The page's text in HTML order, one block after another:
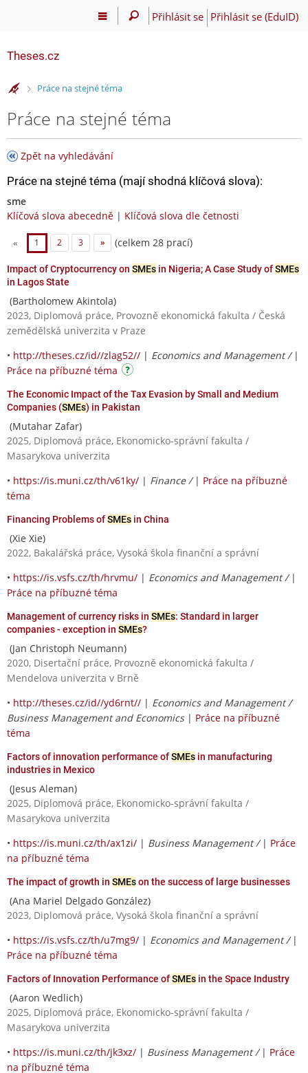
Přihlásit se Přihlásit se (EduID)
Theses.cz
>Práce na stejné téma
Práce na stejné téma
Zpět na vyhledávání
Práce na stejné téma (mají shodná klíčová slova):
sme
Klíčová slova abecedně | Klíčová slova dle četnosti
« 1 2 3 » (celkem 28 prací)
Impact of Cryptocurrency on SMEs in Nigeria; A Case Study ofSMEs
in Lagos State
(Bartholomew Akintola)
2023, Diplomová práce, Provozně ekonomická fakulta / Česká
zemědělská univerzita v Praze
• http://theses.cz/id//zlag52// | Economics and Management / |
Práce na příbuzné téma
The Economic Impact of the Tax Evasion by Small and Medium
Companies (SMEs) in Pakistan
(Mutahar Zafar)
2025, Diplomová práce, Ekonomicko-správní fakulta /
Masarykova univerzita
• https://is.muni.cz/th/v61ky/ | Finance / | Práce na příbuzné
téma
Financing Problems ofSMEs in China
(Xie Xie)
2022, Bakalářská práce, Vysoká škola finanční a správní
• https://is.vsfs.cz/th/hrvmu/ | Economics and Management / |
Práce na příbuzné téma
Management of currency risks in SMEs: Standard in larger
companies - exception in SMEs?
(Jan Christoph Neumann)
2020, Disertační práce, Provozně ekonomická fakulta /
Mendelova univerzita v Brně
• http://theses.cz/id//yd6rnt// | Economics and Management /
Business Management and Economics| Práce na příbuzné
téma
Factors of innovation performance ofSMEs in manufacturing
industries in Mexico
(Jesus Aleman)
2025, Diplomová práce, Ekonomicko-správní fakulta /
Masarykova univerzita
• https://is.muni.cz/th/ax1zi/ | Business Management / | Práce
na příbuzné téma
The impact of growth in SMEson the success of large businesses
(Ana Mariel Delgado González)
2023, Diplomová práce, Vysoká škola finanční a správní
• https://is.vsfs.cz/th/u7mg9/ | Economics and Management / |
Práce na příbuzné téma
Factors of Innovation Performance ofSMEs in the Space Industry
(Aaron Wedlich)
2025, Diplomová práce, Ekonomicko-správní fakulta /
Masarykova univerzita
• https://is.muni.cz/th/jk3xz/ | Business Management / | Práce
na příbuzné téma